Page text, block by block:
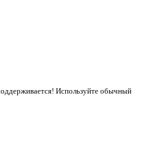
Используйте обычный